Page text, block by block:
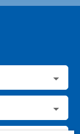
PROGRAMMES